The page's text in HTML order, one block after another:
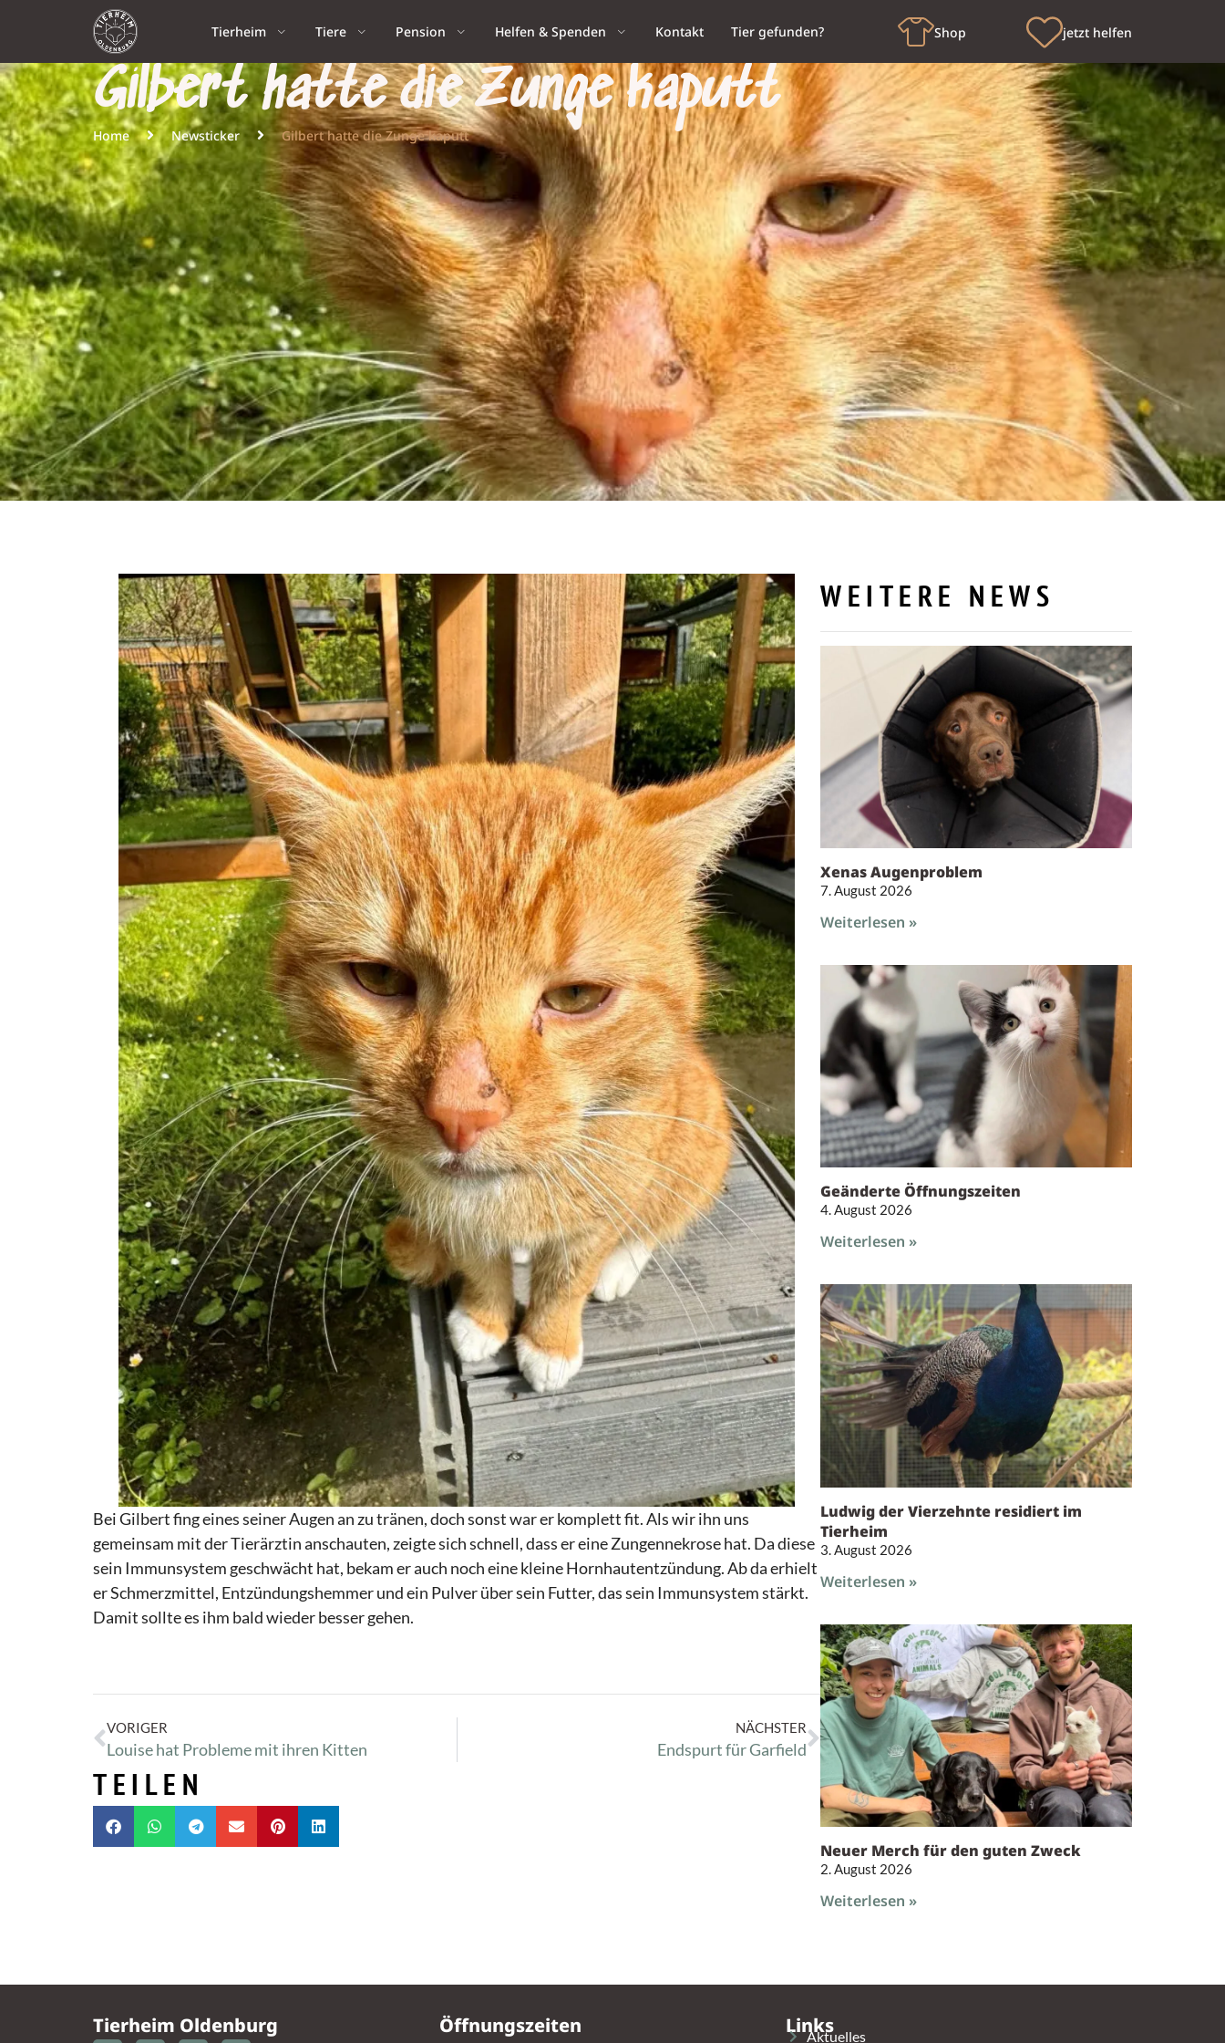
Tierheim Tiere Pension Helfen & Spenden Kontakt Tier gefunden? Shop jetzt helfen
Gilbert hatte die Zunge kaputt
Home Newsticker Gilbert hatte die Zunge kaputt
Bei Gilbert fing eines seiner Augen an zu tränen, doch sonst war er komplett fit. Als wir ihn uns
gemeinsam mit der Tierärztin anschauten, zeigte sich schnell, dass er eine Zungennekrose hat. Da diese
sein Immunsystem geschwächt hat, bekam er auch noch eine kleine Hornhautentzündung. Ab da erhielt
er Schmerzmittel, Entzündungshemmer und ein Pulver über sein Futter, das sein Immunsystem stärkt.
Damit sollte es ihm bald wieder besser gehen.
VORIGER
Louise hat Probleme mit ihren Kitten
NÄCHSTER
Endspurt für Garfield
TEILEN
WEITERE NEWS
Xenas Augenproblem
7. August 2026
Weiterlesen »
Geänderte Öffnungszeiten
4. August 2026
Weiterlesen »
Ludwig der Vierzehnte residiert im
Tierheim
3. August 2026
Weiterlesen »
Neuer Merch für den guten Zweck
2. August 2026
Weiterlesen »
Tierheim Oldenburg Öffnungszeiten Links
Aktuelles